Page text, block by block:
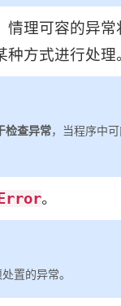
理可容的异
方式进行处理
检查异常，当程序中可
Error。
置的异常。